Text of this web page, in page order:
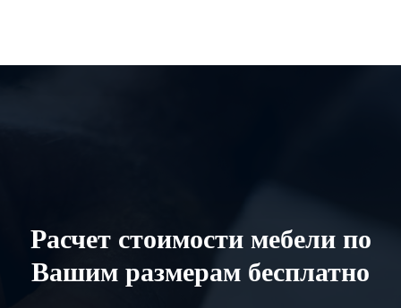
Расчет стоимости мебели по
Вашим размерам бесплатно